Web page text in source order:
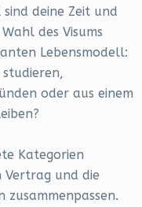
deine Zeit und
des Visums
Lebensmodell:
oder aus einem
Kategorien
Vertrag und die
zusammenpassen.